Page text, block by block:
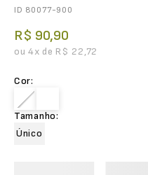
ID 80077-900
R$ 90,90
ou4x de R$ 22,72
Cor:
Tamanho:
Único